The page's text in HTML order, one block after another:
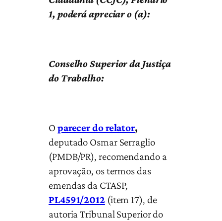
1, poderá apreciar o (a):
Conselho Superior da Justiça
do Trabalho:
O parecer do relator,
deputado Osmar Serraglio
(PMDB/PR), recomendando a
aprovação, os termos das
emendas da CTASP,
PL4591/2012(item 17), de
autoria Tribunal Superior do